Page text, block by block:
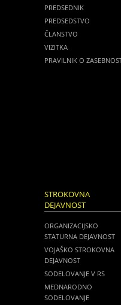
PREDSEDNIK
PREDSEDSTVO
ČLANSTVO
VIZITKA
PRAVILNIK O
STROKOVNA
DEJAVNOST
ORGANIZACIJSKO
STATURNA DEJAVNOST
VOJAŠKO STROKOVNA
DEJAVNOST
SODELOVANJE V RS
MEDNARODNO
SODELOVANJE